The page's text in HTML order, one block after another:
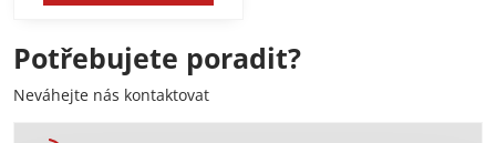
Potřebujete poradit?
Neváhejte nás kontaktovat